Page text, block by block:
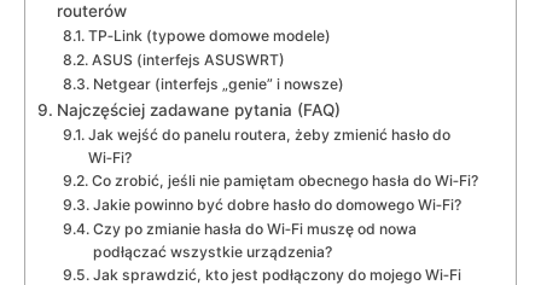
routerów
TP‑Link (typowe domowe modele)
ASUS (interfejs ASUSWRT)
Netgear (interfejs „genie” i nowsze)
Najczęściej zadawane pytania (FAQ)
Jak wejść do panelu routera, żeby zmienić hasło do
Wi‑Fi?
Co zrobić, jeśli nie pamiętam obecnego hasła do Wi‑Fi?
Jakie powinno być dobre hasło do domowego Wi‑Fi?
Czy po zmianie hasła do Wi‑Fi muszę od nowa
podłączać wszystkie urządzenia?
Jak sprawdzić, kto jest podłączony do mojego Wi‑Fi